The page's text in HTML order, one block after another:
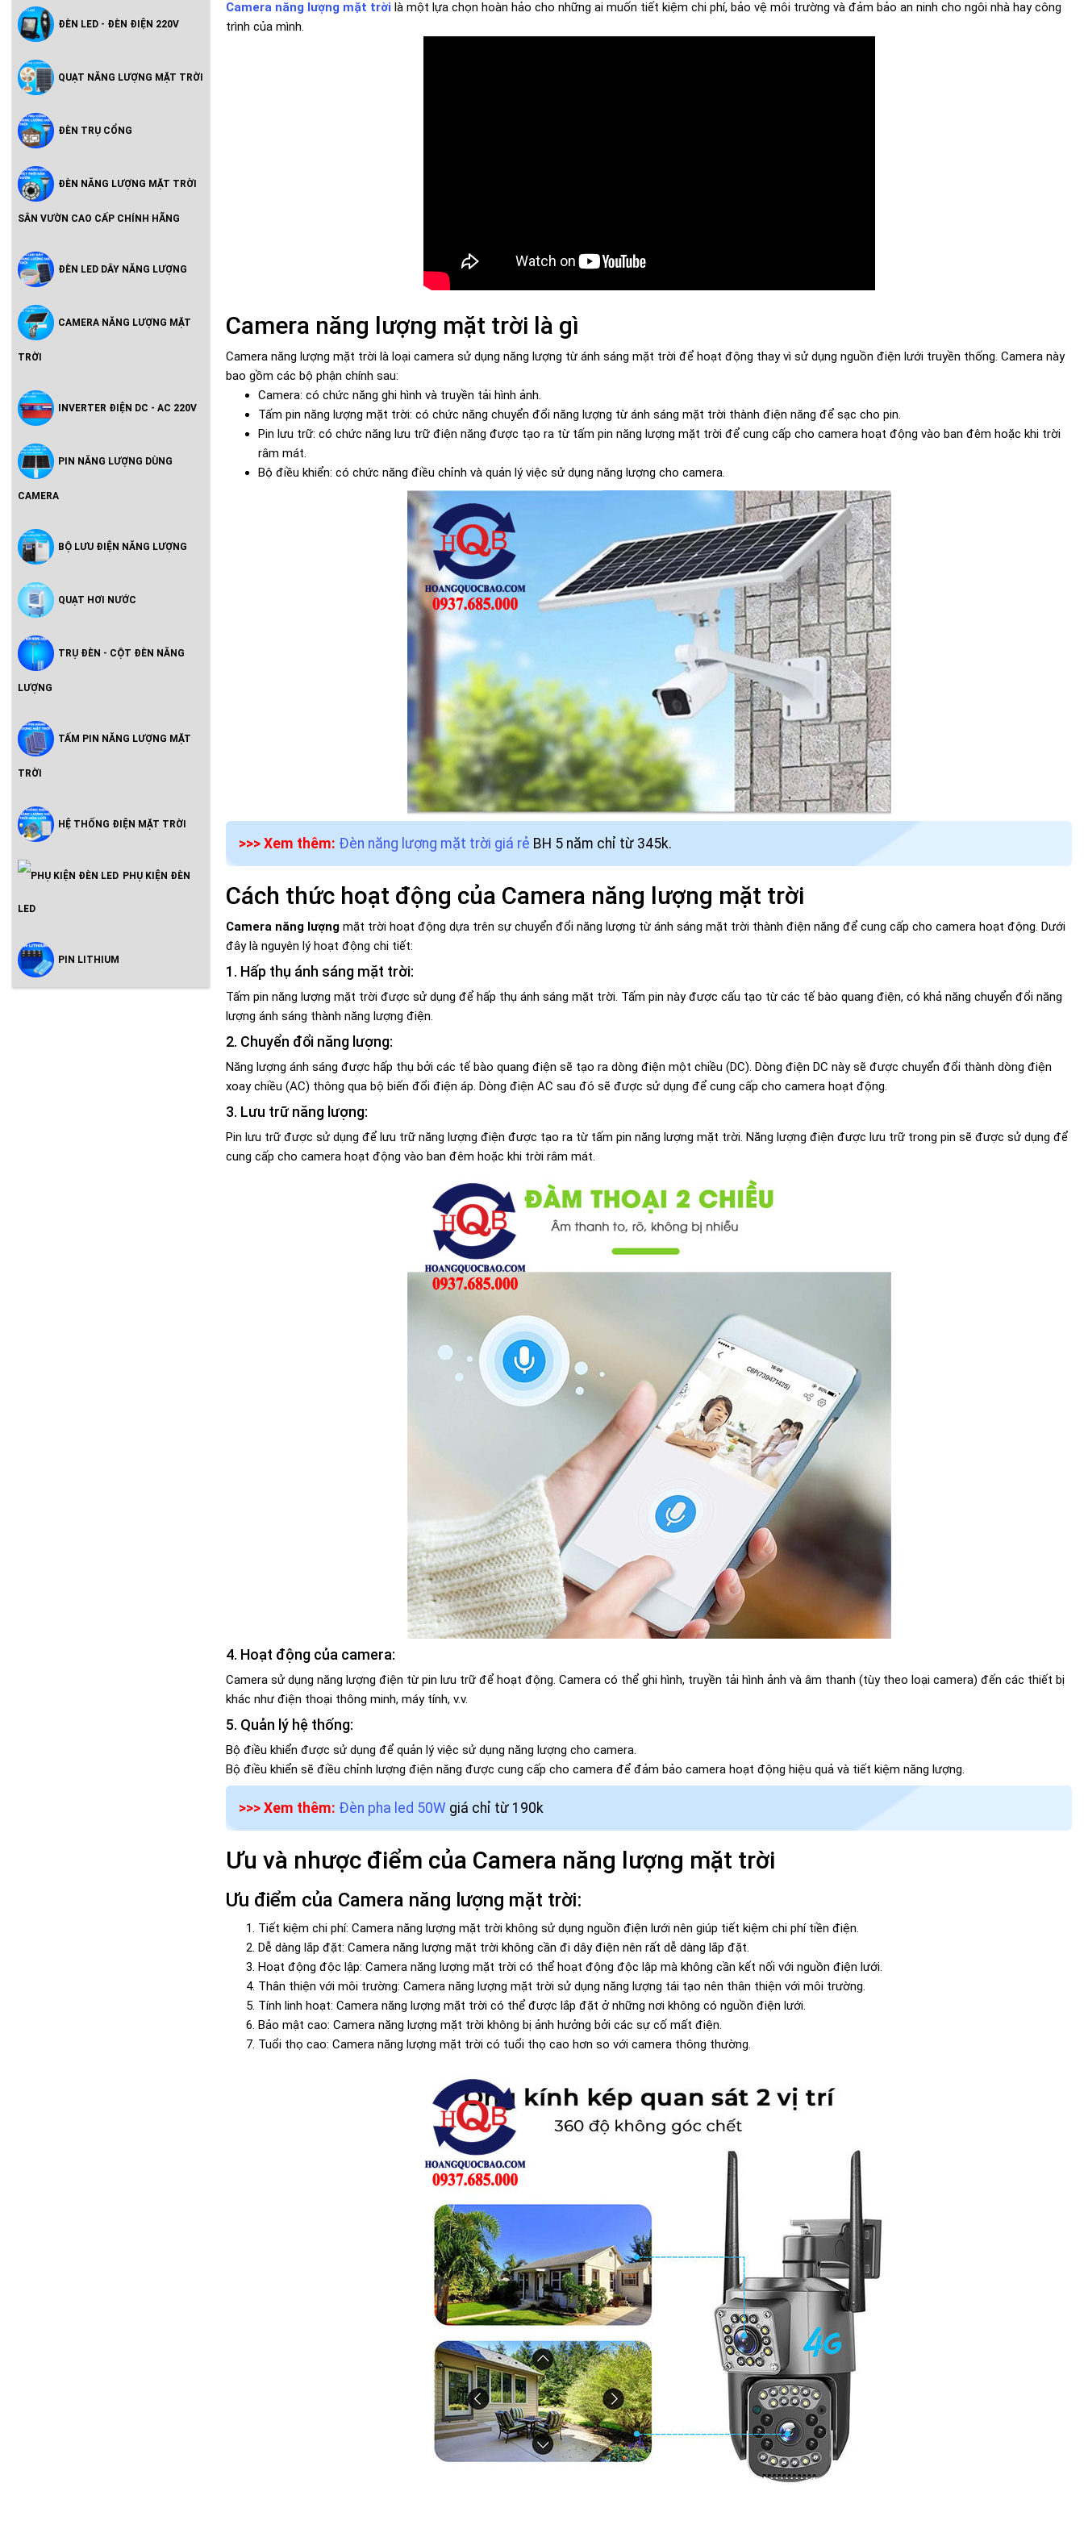
Vườn Cao Cấp Chính Hãng
ĐÈN LED - ĐÈN ĐIỆN 220V
Hoàng Quốc Bảo - Độ Sáng Cao,
QUẠT NĂNG LƯỢNG MẶT TRỜI
ĐÈN TRỤ CỔNG
ĐÈN NĂNG LƯỢNG MẶT TRỜI
SÂN VƯỜN CAO CẤP CHÍNH HÃNG
ĐÈN LED DÂY NĂNG LƯỢNG
CAMERA NĂNG LƯỢNG MẶT
TRỜI
INVERTER ĐIỆN DC - AC 220V
PIN NĂNG LƯỢNG DÙNG
CAMERA
BỘ LƯU ĐIỆN NĂNG LƯỢNG
QUẠT HƠI NƯỚC
TRỤ ĐÈN - CỘT ĐÈN NĂNG
LƯỢNG
TẤM PIN NĂNG LƯỢNG MẶT
TRỜI
HỆ THỐNG ĐIỆN MẶT TRỜI
Inveter Hòa Lưới Có Lưu Trữ -
PHỤ KIỆN ĐÈN
LED
PIN LITHIUM
Camera năng lượng mặt trời là một lựa chọn hoàn hảo cho những ai muốn tiết kiệm chi phí, bảo vệ môi trường và đảm bảo an ninh cho ngôi nhà hay công
trình của mình.
Camera năng lượng mặt trời là gì
Camera năng lượng mặt trời là loại camera sử dụng năng lượng từ ánh sáng mặt trời để hoạt động thay vì sử dụng nguồn điện lưới truyền thống. Camera này
bao gồm các bộ phận chính sau:
Camera: có chức năng ghi hình và truyền tải hình ảnh.
Tấm pin năng lượng mặt trời: có chức năng chuyển đổi năng lượng từ ánh sáng mặt trời thành điện năng để sạc cho pin.
Pin lưu trữ: có chức năng lưu trữ điện năng được tạo ra từ tấm pin năng lượng mặt trời để cung cấp cho camera hoạt động vào ban đêm hoặc khi trời
râm mát.
Bộ điều khiển: có chức năng điều chỉnh và quản lý việc sử dụng năng lượng cho camera.
>>> Xem thêm: Đèn năng lượng mặt trời giá rẻ BH 5 năm chỉ từ 345k.
Cách thức hoạt động của Camera năng lượng mặt trời
Camera năng lượng mặt trời hoạt động dựa trên sự chuyển đổi năng lượng từ ánh sáng mặt trời thành điện năng để cung cấp cho camera hoạt động. Dưới
đây là nguyên lý hoạt động chi tiết:
1. Hấp thụ ánh sáng mặt trời:
Tấm pin năng lượng mặt trời được sử dụng để hấp thụ ánh sáng mặt trời. Tấm pin này được cấu tạo từ các tế bào quang điện, có khả năng chuyển đổi năng
lượng ánh sáng thành năng lượng điện.
2. Chuyển đổi năng lượng:
Năng lượng ánh sáng được hấp thụ bởi các tế bào quang điện sẽ tạo ra dòng điện một chiều (DC). Dòng điện DC này sẽ được chuyển đổi thành dòng điện
xoay chiều (AC) thông qua bộ biến đổi điện áp. Dòng điện AC sau đó sẽ được sử dụng để cung cấp cho camera hoạt động.
3. Lưu trữ năng lượng:
Pin lưu trữ được sử dụng để lưu trữ năng lượng điện được tạo ra từ tấm pin năng lượng mặt trời. Năng lượng điện được lưu trữ trong pin sẽ được sử dụng để
cung cấp cho camera hoạt động vào ban đêm hoặc khi trời râm mát.
4. Hoạt động của camera:
Camera sử dụng năng lượng điện từ pin lưu trữ để hoạt động. Camera có thể ghi hình, truyền tải hình ảnh và âm thanh (tùy theo loại camera) đến các thiết bị
khác như điện thoại thông minh, máy tính, v.v.
5. Quản lý hệ thống:
Bộ điều khiển được sử dụng để quản lý việc sử dụng năng lượng cho camera.
Bộ điều khiển sẽ điều chỉnh lượng điện năng được cung cấp cho camera để đảm bảo camera hoạt động hiệu quả và tiết kiệm năng lượng.
>>> Xem thêm: Đèn pha led 50W giá chỉ từ 190k
Ưu và nhược điểm của Camera năng lượng mặt trời
Ưu điểm của Camera năng lượng mặt trời:
Tiết kiệm chi phí: Camera năng lượng mặt trời không sử dụng nguồn điện lưới nên giúp tiết kiệm chi phí tiền điện.
Dễ dàng lắp đặt: Camera năng lượng mặt trời không cần đi dây điện nên rất dễ dàng lắp đặt.
Hoạt động độc lập: Camera năng lượng mặt trời có thể hoạt động độc lập mà không cần kết nối với nguồn điện lưới.
Thân thiện với môi trường: Camera năng lượng mặt trời sử dụng năng lượng tái tạo nên thân thiện với môi trường.
Tính linh hoạt: Camera năng lượng mặt trời có thể được lắp đặt ở những nơi không có nguồn điện lưới.
Bảo mật cao: Camera năng lượng mặt trời không bị ảnh hưởng bởi các sự cố mất điện.
Tuổi thọ cao: Camera năng lượng mặt trời có tuổi thọ cao hơn so với camera thông thường.